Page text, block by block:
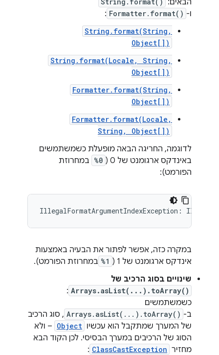
הבאים:
ו- Formatter.format()
:
String.format(String,
Object[])
String.format(Locale, String,
Object[])
Formatter.format(String,
Object[])
Formatter.format(Locale,
String, Object[])
לדוגמה, החריגה הבאה מופעלת כשמשתמשים
באינדקס ארגומנט של 0 (
%0 במחרוזת
הפורמט):
במקרה כזה, אפשר לפתור את הבעיה באמצעות
אינדקס ארגומנט של 1 (
%1 במחרוזת הפורמט).
שינויים בסוג הרכיב של
Arrays.asList(...).toArray()
:
כשמשתמשים
ב- Arrays.asList(...).toArray() , סוג הרכיב
של המערך שמתקבל הוא עכשיו Object – ולא
הסוג של הרכיבים במערך הבסיסי. לכן הקוד הבא
מחזיר ClassCastException
: